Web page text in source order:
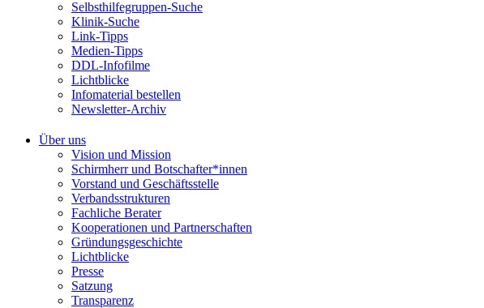
Selbsthilfegruppen-Suche
Klinik-Suche
Link-Tipps
Medien-Tipps
DDL-Infofilme
Lichtblicke
Infomaterial bestellen
Newsletter-Archiv
Über uns
Vision und Mission
Schirmherr und Botschafter*innen
Vorstand und Geschäftsstelle
Verbandsstrukturen
Fachliche Berater
Kooperationen und Partnerschaften
Gründungsgeschichte
Lichtblicke
Presse
Satzung
Transparenz